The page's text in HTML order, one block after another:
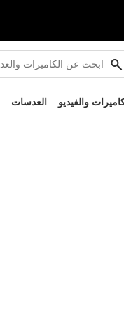
والفيديو العدسات